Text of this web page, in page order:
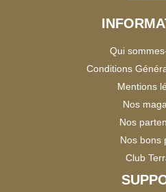
Qui
Conditions
Mentions
Nos
Nos
Nos bons
Club